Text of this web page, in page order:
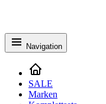
Navigation
SALE
Marken